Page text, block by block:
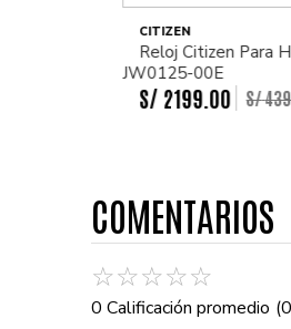
CITIZEN
Reloj Citizen Para
JW0125-00E
S/ 2199 00 S/
COMENTARIOS
☆☆☆☆☆
0 Calificación promedio